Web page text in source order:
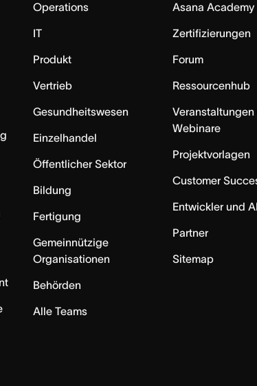
Operations
IT
Produkt
Vertrieb
Gesundheitswesen
Einzelhandel
Öffentlicher Sektor
Bildung
Fertigung
Gemeinnützige
Organisationen
Behörden
Alle Teams
Asana Academy
Zertifizierungen
Forum
Ressourcenhub
Veranstaltungen
Webinare
Projektvorlagen
Customer
Entwickler und
Partner
Sitemap